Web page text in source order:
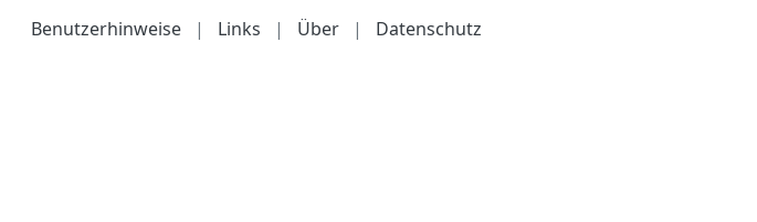
Benutzerhinweise | Links | Über | Datenschutz